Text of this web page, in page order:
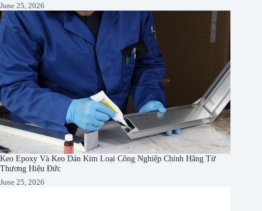
June 25, 2026
Keo Epoxy Và Keo Dán Kim Loại Công Nghiệp Chính Hãng Từ
Thương Hiệu Đức
June 25, 2026